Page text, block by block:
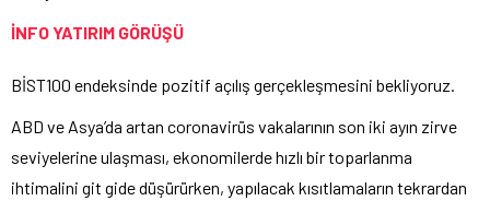
İNFO YATIRIM GÖRÜŞÜ
BİST100 endeksinde pozitif açılış gerçekleşmesini bekliyoruz.
ABD ve Asya’da artan coronavirüs vakalarının son iki ayın zirve
seviyelerine ulaşması, ekonomilerde hızlı bir toparlanma
ihtimalini git gide düşürürken, yapılacak kısıtlamaların tekrardan